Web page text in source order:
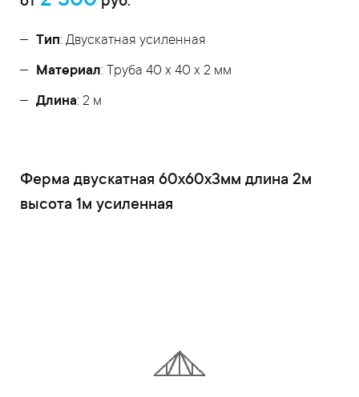
Тип: Двускатная усиленная
Материал: Труба 40 x 40 x 2 мм
Длина: 2 м
Ферма двускатная 60x60x3мм длина 2м
высота 1м усиленная